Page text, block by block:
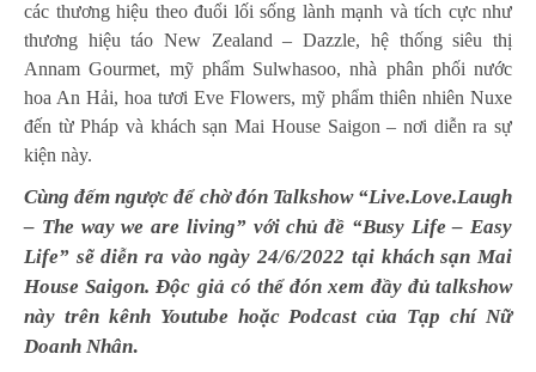
các thương hiệu theo đuổi lối sống lành mạnh và tích cực như
thương hiệu táo New Zealand – Dazzle, hệ thống siêu thị
Annam Gourmet, mỹ phẩm Sulwhasoo, nhà phân phối nước
hoa An Hải, hoa tươi Eve Flowers, mỹ phẩm thiên nhiên Nuxe
đến từ Pháp và khách sạn Mai House Saigon – nơi diễn ra sự
kiện này.
Cùng đếm ngược để chờ đón Talkshow “Live.Love.Laugh
– The way we are living” với chủ đề “Busy Life – Easy
Life” sẽ diễn ra vào ngày 24/6/2022 tại khách sạn Mai
House Saigon. Độc giả có thể đón xem đầy đủ talkshow
này trên kênh Youtube hoặc Podcast của Tạp chí Nữ
Doanh Nhân.